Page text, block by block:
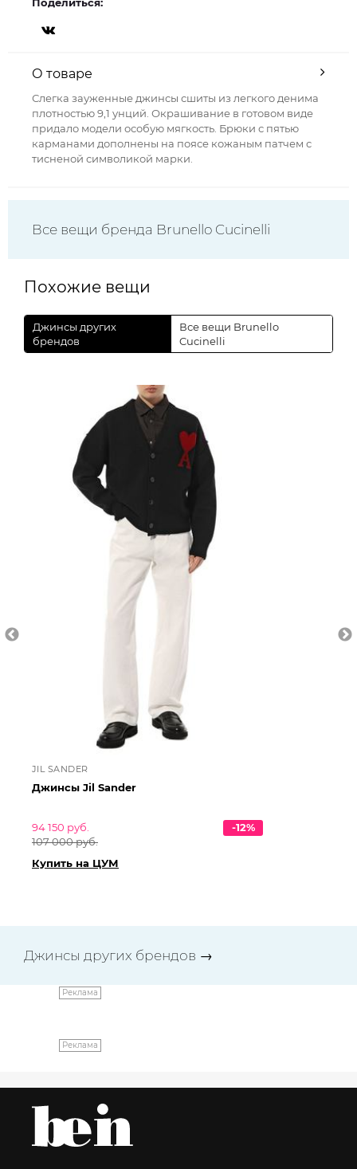
О товаре
Слегка зауженные джинсы сшиты из легкого денима
плотностью 9,1 унций. Окрашивание в готовом виде
придало модели особую мягкость. Брюки с пятью
карманами дополнены на поясе кожаным патчем с
тисненой символикой марки.
Все вещи бренда Brunello Cucinelli
Похожие вещи
Джинсы других
брендов
Все вещи Brunello
Cucinelli
JIL SANDER
Джинсы Jil Sander
94 150 руб.
107 000 руб.
-12%
Купить на ЦУМ
Джинсы других брендов →
Реклама
Реклама